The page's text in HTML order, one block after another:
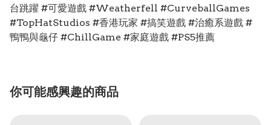
台跳躍 #可愛遊戲 #Weatherfell #CurveballGames
#TopHatStudios #香港玩家 #搞笑遊戲 #治癒系遊戲 #
鴨鴨與龜仔 #ChillGame #家庭遊戲 #PS5推薦
你可能感興趣的商品